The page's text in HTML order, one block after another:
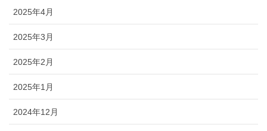
2025年4月
2025年3月
2025年2月
2025年1月
2024年12月